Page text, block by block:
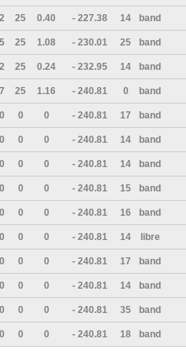
2 25 0.40 - 227.38 14 band
5 25 1.08 - 230.01 25 band
2 25 0.24 - 232.95 14 band
7 25 1.16 - 240.81 0 band
0 0 0 - 240.81 17 band
0 0 0 - 240.81 14 band
0 0 0 - 240.81 14 band
0 0 0 - 240.81 15 band
0 0 0 - 240.81 16 band
0 0 0 - 240.81 14 libre
0 0 0 - 240.81 17 band
0 0 0 - 240.81 14 band
0 0 0 - 240.81 35 band
0 0 0 - 240.81 18 band